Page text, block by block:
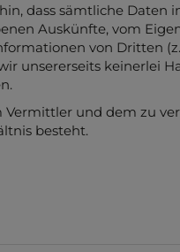
dass sämtliche Daten
Auskünfte, vom
von Dritten
unsererseits keinerlei
Vermittler und dem zu
besteht.